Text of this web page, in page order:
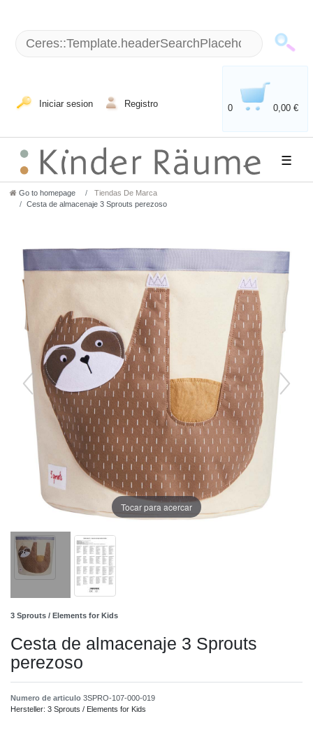
Iniciar sesion Registro 0 0,00 €
☰
Go to homepage
Tiendas De Marca
Cesta de almacenaje 3 Sprouts perezoso
Tocar para acercar
3 Sprouts / Elements for Kids
Cesta de almacenaje 3 Sprouts
perezoso
Numero de articulo 3SPRO-107-000-019
Hersteller: 3 Sprouts / Elements for Kids